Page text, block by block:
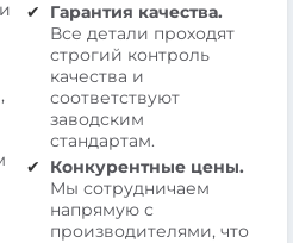
Гарантия качества.
Все детали проходят
строгий контроль
качества и
соответствуют
заводским
стандартам.
Конкурентные цены.
Мы сотрудничаем
напрямую с
производителями, что